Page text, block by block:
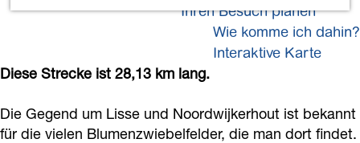
m
p
a
Ihren Besuch planen
Wie komme ich dahin?
Interaktive Karte
Diese Strecke ist 28,13 km lang.
Die Gegend um Lisse und Noordwijkerhout ist bekannt
für die vielen Blumenzwiebelfelder, die man dort findet.